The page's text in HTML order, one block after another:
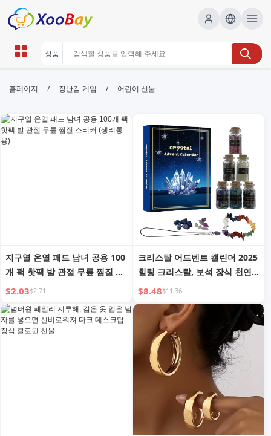
어린이 선물 | XOOBAY B2B/B2C
어린이 선물, 아이 선물, 생일 선물, 장난감 추천, 가족 선
물, wholesale 어린이 선물, XOOBAY
홈페이지 / 장난감 게임 / 어린이 선물
지구열 온열 패드 남녀 공용 100
개 팩 핫팩 발 관절 무릎 찜질 스
티커 (생리통용)
$2.03$2.71
크리스탈 어드벤트 캘린더 2025
힐링 크리스탈, 보석 장식 천연
크리스탈 조각 병 선물 세트, 마
녀 초보자, 파티 선물, 휴일 축하
용품에 적합
$8.48$11.36